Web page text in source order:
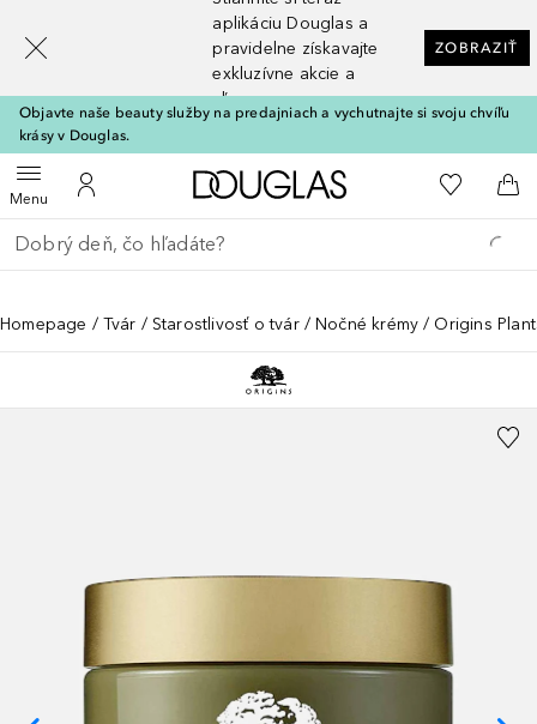
aplikáciu Douglas a
pravidelne získavajte
exkluzívne akcie a
zľavy
ZOBRAZIŤ
Objavte naše beauty služby na predajniach a vychutnajte si svoju chvíľu
krásy v Douglas.
MenuOtvoriť menuDo môjho účtu
Domov Do môjho
Do
Choď späť
Vykonajte vyhľadávanie
Homepage Tvár Starostlivosť o tvár Nočné krémy Origins
[navigation.slideout.screenreader]